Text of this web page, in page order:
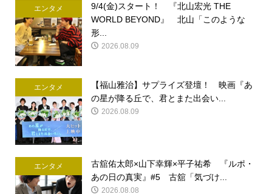
エンタメ
9/4(金)スタート！ 『北山宏光 THE
WORLD BEYOND』 北山「このような
形...
2026.08.09
エンタメ
【福山雅治】サプライズ登壇！ 映画『あ
の星が降る丘で、君とまた出会い...
2026.08.09
エンタメ
古舘佑太郎×山下幸輝×平子祐希 『ルポ・
あの日の真実』#5 古舘「気づけ...
2026.08.08